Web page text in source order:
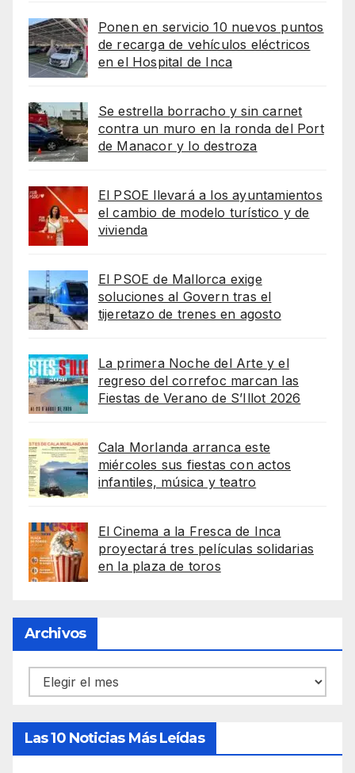
Ponen en servicio 10 nuevos puntos
de recarga de vehículos eléctricos
en el Hospital de Inca
Se estrella borracho y sin carnet
contra un muro en la ronda del Port
de Manacor y lo destroza
El PSOE llevará a los ayuntamientos
el cambio de modelo turístico y de
vivienda
El PSOE de Mallorca exige
soluciones al Govern tras el
tijeretazo de trenes en agosto
La primera Noche del Arte y el
regreso del correfoc marcan las
Fiestas de Verano de S’Illot 2026
Cala Morlanda arranca este
miércoles sus fiestas con actos
infantiles, música y teatro
El Cinema a la Fresca de Inca
proyectará tres películas solidarias
en la plaza de toros
Archivos
Archivos
Las 10 Noticias Más Leídas